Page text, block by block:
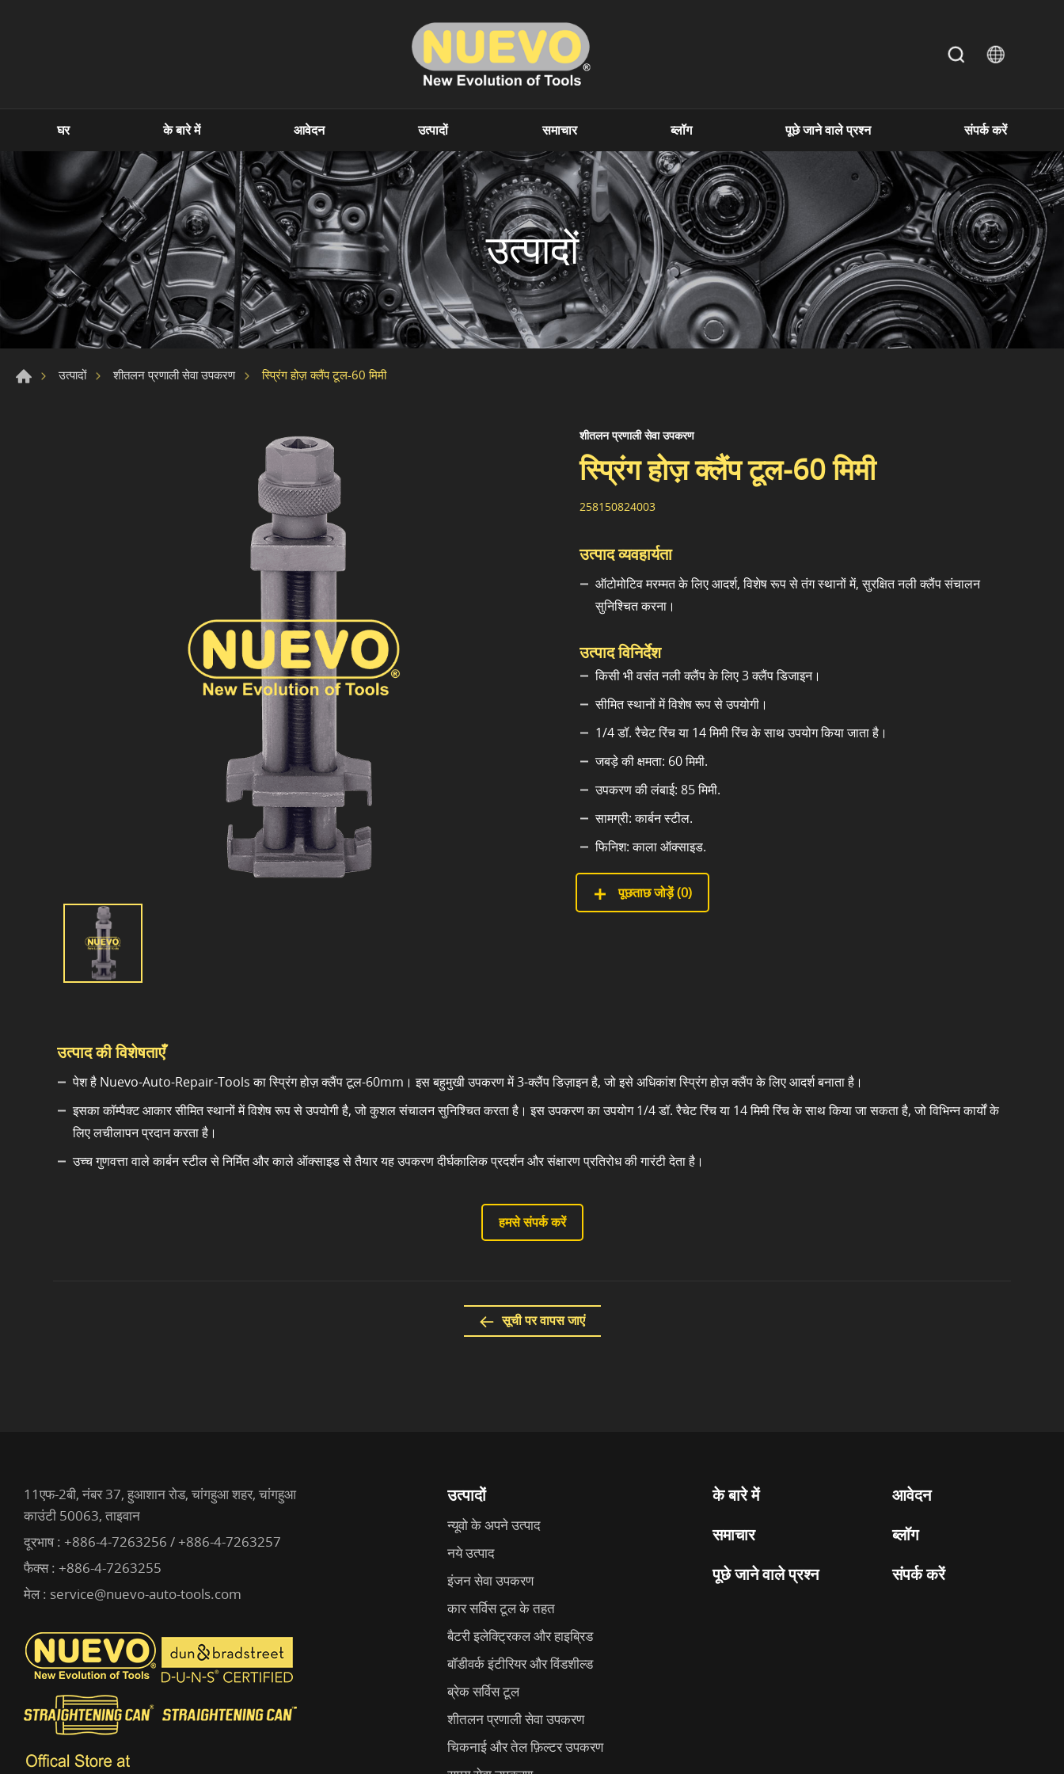
घर के बारे में आवेदन उत्पादों समाचार ब्लॉग पूछे जाने वाले प्रश्न संपर्क करें
उत्पादों
उत्पादों शीतलन प्रणाली सेवा उपकरण स्प्रिंग होज़ क्लैंप टूल-60 मिमी
शीतलन प्रणाली सेवा उपकरण
स्प्रिंग होज़ क्लैंप टूल-60 मिमी
258150824003
उत्पाद व्यवहार्यता
ऑटोमोटिव मरम्मत के लिए आदर्श, विशेष रूप से तंग स्थानों में, सुरक्षित नली क्लैंप संचालन
सुनिश्चित करना।
उत्पाद विनिर्देश
किसी भी वसंत नली क्लैंप के लिए 3 क्लैंप डिजाइन।
सीमित स्थानों में विशेष रूप से उपयोगी।
1/4 डॉ. रैचेट रिंच या 14 मिमी रिंच के साथ उपयोग किया जाता है।
जबड़े की क्षमता: 60 मिमी.
उपकरण की लंबाई: 85 मिमी.
सामग्री: कार्बन स्टील.
फिनिश: काला ऑक्साइड.
पूछताछ जोड़ें (0)
उत्पाद की विशेषताएँ
पेश है Nuevo-Auto-Repair-Tools का स्प्रिंग होज़ क्लैंप टूल-60mm। इस बहुमुखी उपकरण में 3-क्लैंप डिज़ाइन है, जो इसे अधिकांश स्प्रिंग होज़ क्लैंप के लिए आदर्श बनाता है।
इसका कॉम्पैक्ट आकार सीमित स्थानों में विशेष रूप से उपयोगी है, जो कुशल संचालन सुनिश्चित करता है। इस उपकरण का उपयोग 1/4 डॉ. रैचेट रिंच या 14 मिमी रिंच के साथ किया जा सकता है, जो विभिन्न कार्यों के
लिए लचीलापन प्रदान करता है।
उच्च गुणवत्ता वाले कार्बन स्टील से निर्मित और काले ऑक्साइड से तैयार यह उपकरण दीर्घकालिक प्रदर्शन और संक्षारण प्रतिरोध की गारंटी देता है।
हमसे संपर्क करें
सूची पर वापस जाएं
उत्पादों
न्यूवो के अपने उत्पाद
नये उत्पाद
इंजन सेवा उपकरण
कार सर्विस टूल के तहत
बैटरी इलेक्ट्रिकल और हाइब्रिड
बॉडीवर्क इंटीरियर और विंडशील्ड
ब्रेक सर्विस टूल
शीतलन प्रणाली सेवा उपकरण
चिकनाई और तेल फ़िल्टर उपकरण
के बारे में
आवेदन
समाचार
ब्लॉग
पूछे जाने वाले प्रश्न
संपर्क करें
11एफ-2बी, नंबर 37, हुआशान रोड, चांगहुआ शहर, चांगहुआ
काउंटी 50063, ताइवान
दूरभाष : +886-4-7263256 / +886-4-7263257
फैक्स : +886-4-7263255
मेल : service@nuevo-auto-tools.com